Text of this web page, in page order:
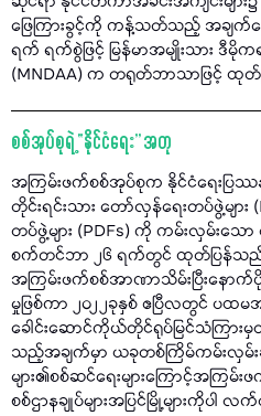
ဖြေကြားခွင့်ကို ကန့်သတ်သည့် အချက်
ရက် ရက်စွဲဖြင့် မြန်မာအမျိုးသား
(MNDAA) က တရုတ်ဘာသာဖြင့် ထုတ်
စစ်အုပ်စုရဲ့ “နိုင်ငံရေး” အတု
အကြမ်းဖက်စစ်အုပ်စုက နိုင်ငံရေးပြဿန
တိုင်းရင်းသား တော်လှန်ရေးတပ်ဖွဲ့မျာ
တပ်ဖွဲ့များ (PDFs) ကို ကမ်းလှမ်းသေ
စက်တင်ဘာ ၂၆ ရက်တွင် ထုတ်ပြန်သည်။
အကြမ်းဖက်စစ်အာဏာသိမ်းပြီးနော
မှုဖြစ်ကာ ၂၀၂၂ခုနှစ် ဧပြီလတွင် ပထ
ခေါင်းဆောင်ကိုယ်တိုင်ရုပ်မြင်သံကြာ
သည့်အချက်မှာ ယခုတစ်ကြိမ်ကမ်းလှမ်းချိ
များ၏စစ်ဆင်ရေးများကြောင့်အကြမ်
စစ်ဌာနချုပ်များအပြင်မြို့များကိုပါ